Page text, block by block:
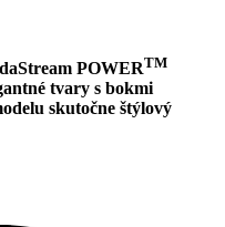
POWERTM
tvary s bokmi
skutočne štýlový